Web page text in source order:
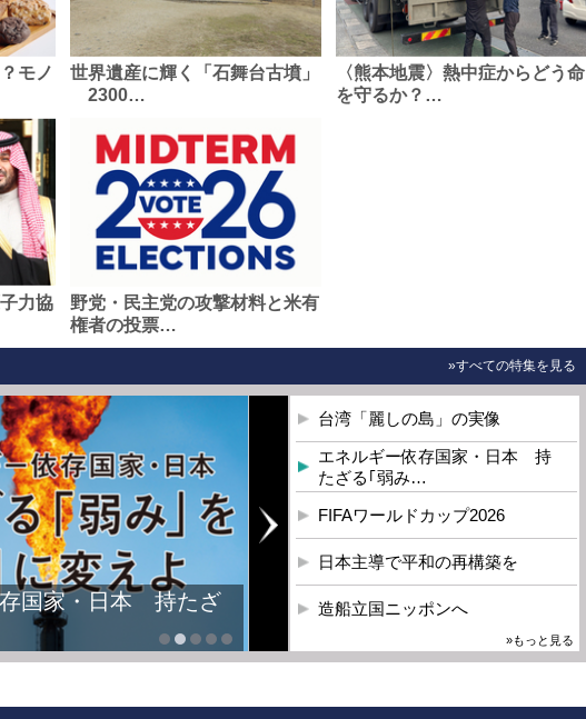
モノ
世界遺産に輝く「石舞台古墳」
2300…
〈熊本地震〉熱中症からどう命
を守るか？…
力協
野党・民主党の攻撃材料と米有
権者の投票…
»すべての特集を見る
国家・日本 持たざ
台湾「麗しの島」の実像
エネルギー依存国家・日本 持
たざる｢弱み…
FIFAワールドカップ2026
日本主導で平和の再構築を
造船立国ニッポンへ
»もっと見る